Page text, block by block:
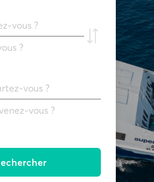
vous ?
?
vous ?
vous ?